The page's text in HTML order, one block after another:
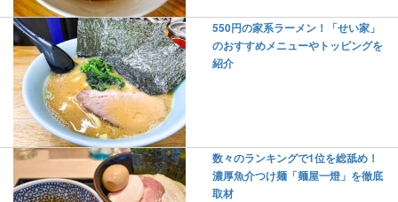
550円の家系ラーメン！「せい家」
のおすすめメニューやトッピングを
紹介
数々のランキングで1位を総舐め！
濃厚魚介つけ麺「麺屋一燈」を徹底
取材